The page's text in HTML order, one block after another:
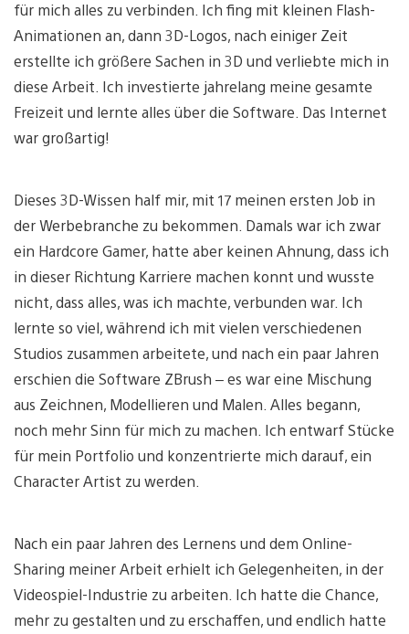
für mich alles zu verbinden. Ich fing mit kleinen Flash-
Animationen an, dann 3D-Logos, nach einiger Zeit
erstellte ich größere Sachen in 3D und verliebte mich in
diese Arbeit. Ich investierte jahrelang meine gesamte
Freizeit und lernte alles über die Software. Das Internet
war großartig!
Dieses 3D-Wissen half mir, mit 17 meinen ersten Job in
der Werbebranche zu bekommen. Damals war ich zwar
ein Hardcore Gamer, hatte aber keinen Ahnung, dass ich
in dieser Richtung Karriere machen konnt und wusste
nicht, dass alles, was ich machte, verbunden war. Ich
lernte so viel, während ich mit vielen verschiedenen
Studios zusammen arbeitete, und nach ein paar Jahren
erschien die Software ZBrush – es war eine Mischung
aus Zeichnen, Modellieren und Malen. Alles begann,
noch mehr Sinn für mich zu machen. Ich entwarf Stücke
für mein Portfolio und konzentrierte mich darauf, ein
Character Artist zu werden.
Nach ein paar Jahren des Lernens und dem Online-
Sharing meiner Arbeit erhielt ich Gelegenheiten, in der
Videospiel-Industrie zu arbeiten. Ich hatte die Chance,
mehr zu gestalten und zu erschaffen, und endlich hatte